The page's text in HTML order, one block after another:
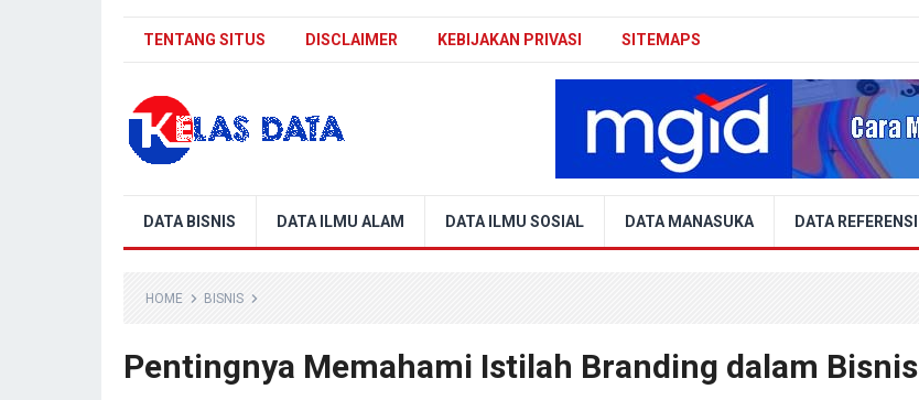
TENTANG SITUS DISCLAIMER KEBIJAKAN PRIVASI SITEMAPS
DATA BISNIS DATA ILMU ALAM DATA ILMU SOSIAL DATA MANASUKA DATA REFERENSI
HOME BISNIS
Pentingnya Memahami Istilah Branding dalam Bisnis